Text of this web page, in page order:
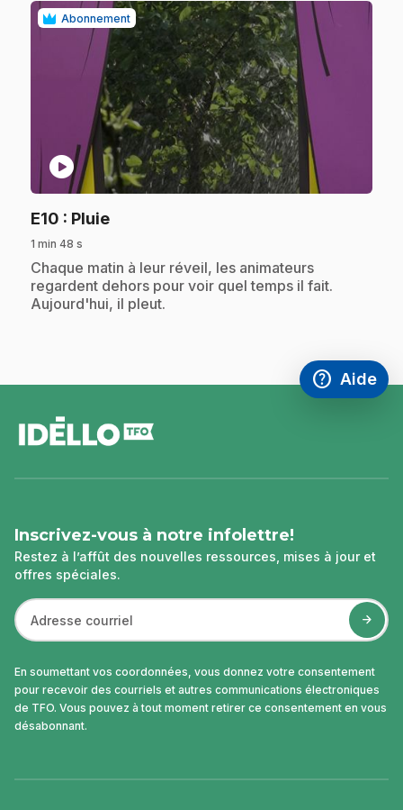
Abonnement
play_circle
E10 : Pluie.
1 min 48 s
.Chaque matin à leur réveil, les animateurs
regardent dehors pour voir quel temps il fait.
Aujourd'hui, il pleut.
help
Accéder à
Aide
,Ce lien
de
page
Inscrivez-vous à notre infolettre!
Restez à l’affût des nouvelles ressources, mises à jour et
offres spéciales.
En soumettant vos coordonnées, vous donnez votre consentement
pour recevoir des courriels et autres communications électroniques
de TFO. Vous pouvez à tout moment retirer ce consentement en vous
désabonnant.